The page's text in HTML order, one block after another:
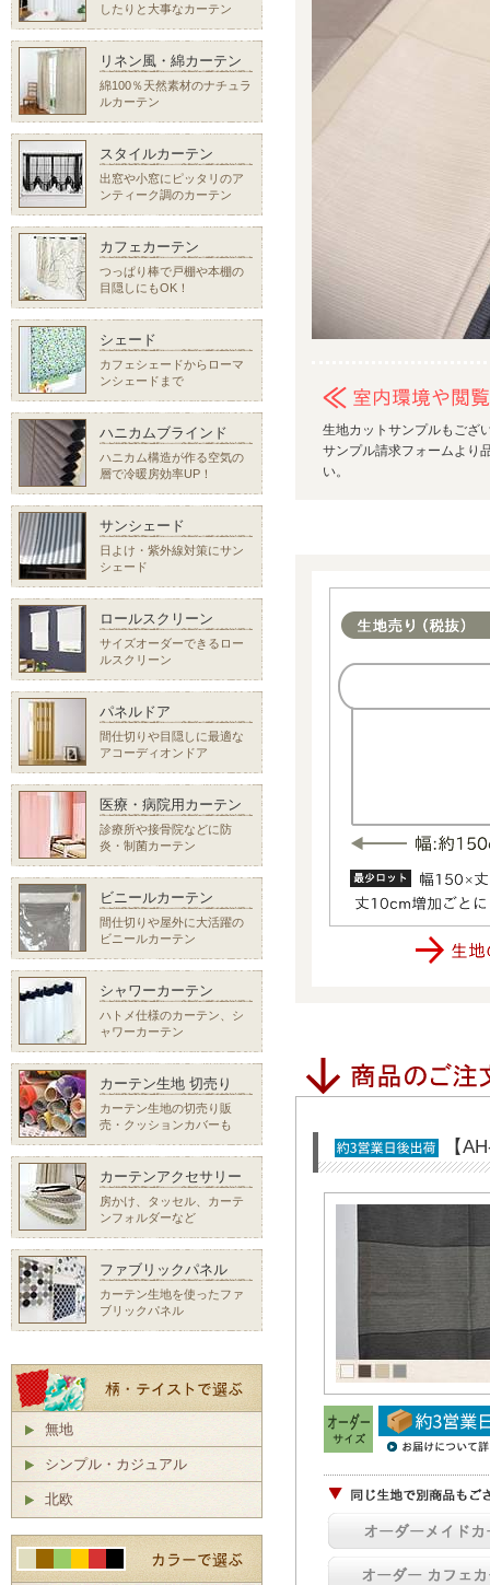
生地カットサンプルもござ
サンプル請求フォームより
い。
【
したりと大事なカーテン
リネン風・綿カーテン
綿100％天然素材のナチュラ
ルカーテン
スタイルカーテン
出窓や小窓にピッタリのア
ンティーク調のカーテン
カフェカーテン
つっぱり棒で戸棚や本棚の
目隠しにもOK！
シェード
カフェシェードからローマ
ンシェードまで
ハニカムブラインド
ハニカム構造が作る空気の
層で冷暖房効率UP！
サンシェード
日よけ・紫外線対策にサン
シェード
ロールスクリーン
サイズオーダーできるロー
ルスクリーン
パネルドア
間仕切りや目隠しに最適な
アコーディオンドア
医療・病院用カーテン
診療所や接骨院などに防
炎・制菌カーテン
ビニールカーテン
間仕切りや屋外に大活躍の
ビニールカーテン
シャワーカーテン
ハトメ仕様のカーテン、シ
ャワーカーテン
カーテン生地 切売り
カーテン生地の切売り販
売・クッションカバーも
カーテンアクセサリー
房かけ、タッセル、カーテ
ンフォルダーなど
ファブリックパネル
カーテン生地を使ったファ
ブリックパネル
無地
シンプル・カジュアル
北欧